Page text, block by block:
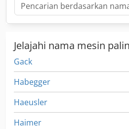
Jelajahi nama mesin
Gack
Habegger
Haeusler
Haimer